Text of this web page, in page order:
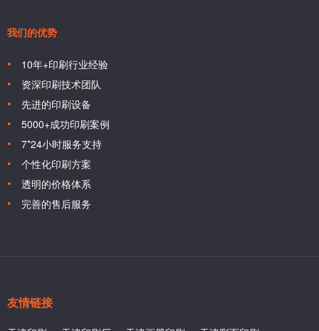
我们的优势
10年+印刷行业经验
资深印刷技术团队
先进的印刷设备
5000+成功印刷案例
7*24小时服务支持
个性化印刷方案
透明的价格体系
完善的售后服务
友情链接